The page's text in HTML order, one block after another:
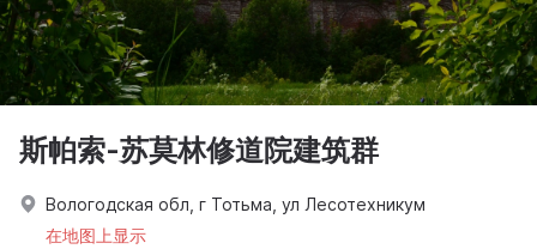
斯帕索-苏莫林修道院建筑群
Вологодская обл, г Тотьма, ул Лесотехникум
在地图上显示